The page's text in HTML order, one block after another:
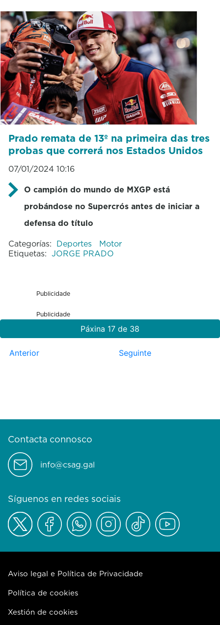
Prado remata de 13º na primeira das tres
probas que correrá nos Estados Unidos
07/01/2024 10:16
O campión do mundo de MXGP está
probándose no Supercrós antes de iniciar a
defensa do título
Categorías: Deportes
Motor
Etiquetas: JORGE PRADO
Publicidade
Publicidade
Páxina 17 de 38
Anterior Seguinte
Contacta connosco
info@csag.gal
Síguenos en redes sociais
Aviso legal e Política de Privacidade
Política de cookies
Xestión de cookies